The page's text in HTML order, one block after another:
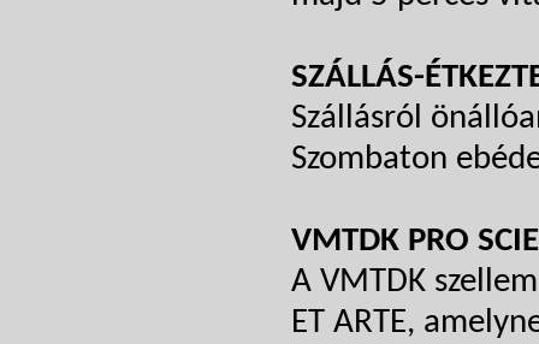
SZÁLLÁS-
Szállásról
Szombaton
VMTDK PRO
A VMTDK
ET ARTE,